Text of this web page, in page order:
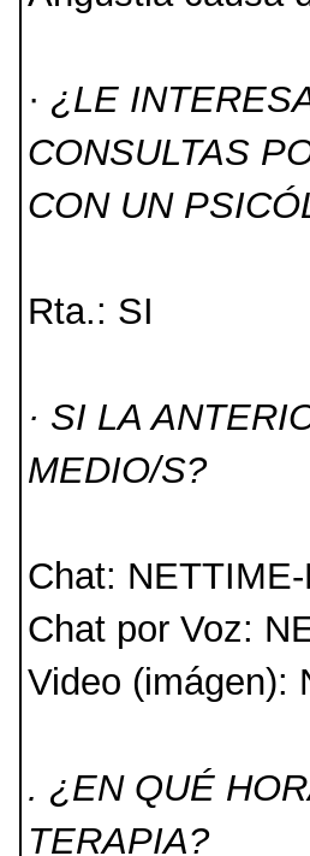
· ¿LE
CONSULTAS
CON UN
Rta.: SI
· SI LA
MEDIO/S?
Chat:
Chat por Voz:
Video (imágen):
. ¿EN QUÉ
TERAPIA?